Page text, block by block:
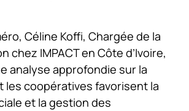
Céline Koffi, Chargée de la
chez IMPACT en Côte d’Ivoire,
analyse approfondie sur la
les coopératives favorisent la
et la gestion des